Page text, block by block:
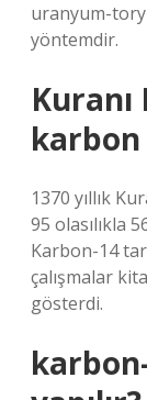
uranyum-
yöntemdir.
karbon
1370 yıllık
95 olasılıkla
Karbon-14
çalışmalar
gösterdi.